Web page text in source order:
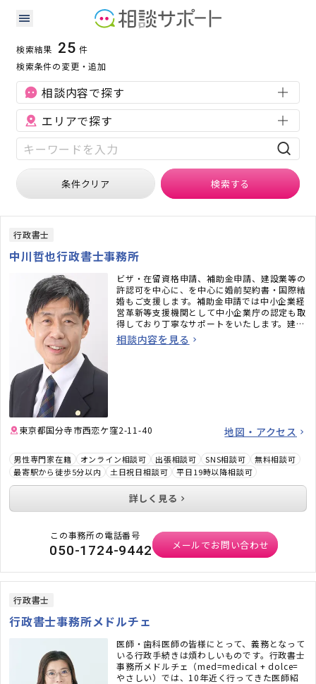
東京都の会社設立に強い専門家の検索結果
会社設立
検索結果 25 件
検索条件の変更・追加
相談内容で探す
エリアで探す
条件クリア 検索する
行政書士
中川哲也行政書士事務所
ビザ・在留資格申請、補助金申請、建設業等の
許認可を中心に、を中心に婚前契約書・国際結
婚もご支援します。補助金申請では中小企業経
営革新等支援機関として中小企業庁の認定も取
得しており丁寧なサポートをいたします。建設
業・産廃運送業等の許認可申請支援も扱ってお
ります。
相談内容を見る
東京都国分寺市西恋ケ窪2-11-40 地図・アクセス
男性専門家在籍 オンライン相談可 出張相談可 SNS相談可
無料相談可
最寄駅から徒歩5分以内
土日祝日相談可 平日19時以降相談可
詳しく見る
この事務所の電話番号
050-1724-9442 メールでお問い合わせ
行政書士
行政書士事務所メドルチェ
医師・歯科医師の皆様にとって、義務となって
いる行政手続きは煩わしいものです。行政書士
事務所メドルチェ（med=medical + dolce=
やさしい）では、10年近く行ってきた医師紹